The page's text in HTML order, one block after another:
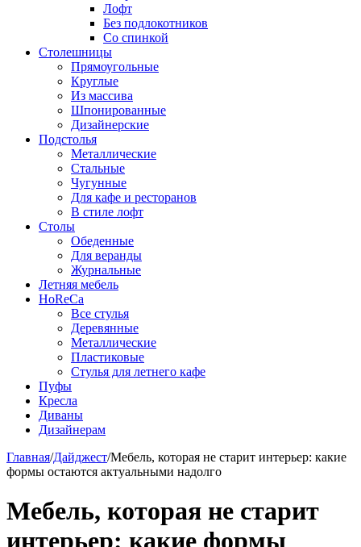
Лофт
Без подлокотников
Со спинкой
Столешницы
Прямоугольные
Круглые
Из массива
Шпонированные
Дизайнерские
Подстолья
Металлические
Стальные
Чугунные
Для кафе и ресторанов
В стиле лофт
Столы
Обеденные
Для веранды
Журнальные
Летняя мебель
HoReCa
Все стулья
Деревянные
Металлические
Пластиковые
Стулья для летнего кафе
Пуфы
Кресла
Диваны
Дизайнерам
Главная/Дайджест/Мебель, которая не старит интерьер: какие
формы остаются актуальными надолго
Мебель, которая не старит
интерьер: какие формы